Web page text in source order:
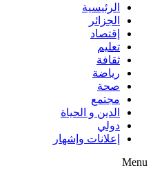
الرئيسية
الجزائر
إقتصاد
تعليم
ثقافة
رياضة
صحة
مجتمع
الدين و الحياة
دولي
إعلانات وإشهار
Menu